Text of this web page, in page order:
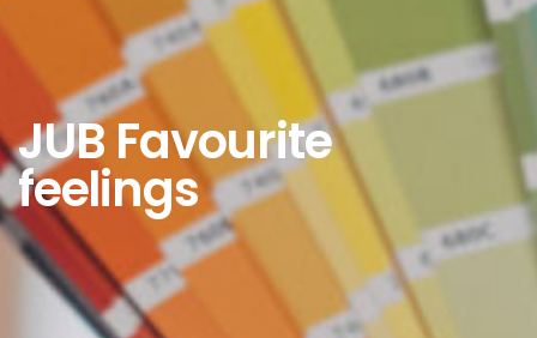
JUB Favourite
feelings